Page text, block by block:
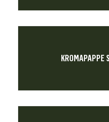
KROMAPAPPE